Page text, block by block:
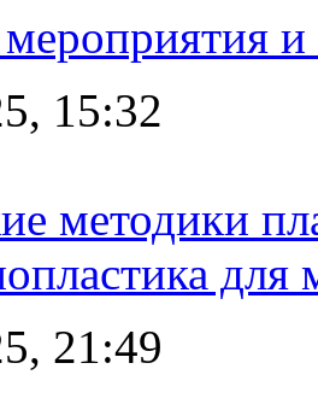
и
15:32
методики
для
21:49